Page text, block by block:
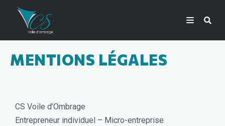
MENTIONS LÉGALES
CS Voile d’Ombrage
Entrepreneur individuel – Micro-entreprise